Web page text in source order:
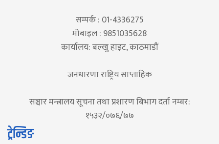
सम्पर्क : 01-4336275
मोबाइल : 9851035628
कार्यालय: बल्खु हाइट, काठमाडौं
जनधारणा राष्ट्रिय साप्ताहिक
सञ्चार मन्त्रालय सूचना तथा प्रशारण बिभाग दर्ता नम्बर:
१५३२/०७६/७७
ट्रेन्डिङ